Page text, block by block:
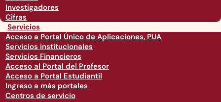
Investigadores
Cifras
Servicios
Acceso a Portal Único de Aplicaciones, PUA
Servicios institucionales
Servicios Financieros
Acceso al Portal del Profesor
Acceso a Portal Estudiantil
Ingreso a más portales
Centros de servicio